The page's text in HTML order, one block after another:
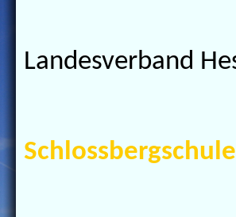
Landesverband